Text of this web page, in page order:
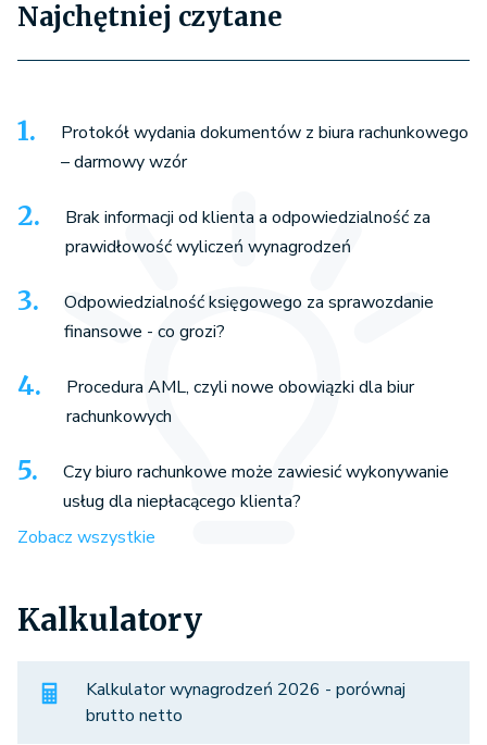
Najchętniej czytane
Protokół wydania dokumentów z biura rachunkowego
– darmowy wzór
Brak informacji od klienta a odpowiedzialność za
prawidłowość wyliczeń wynagrodzeń
Odpowiedzialność księgowego za sprawozdanie
finansowe - co grozi?
Procedura AML, czyli nowe obowiązki dla biur
rachunkowych
Czy biuro rachunkowe może zawiesić wykonywanie
usług dla niepłacącego klienta?
Zobacz wszystkie
Kalkulatory
Kalkulator wynagrodzeń 2026 - porównaj
brutto netto